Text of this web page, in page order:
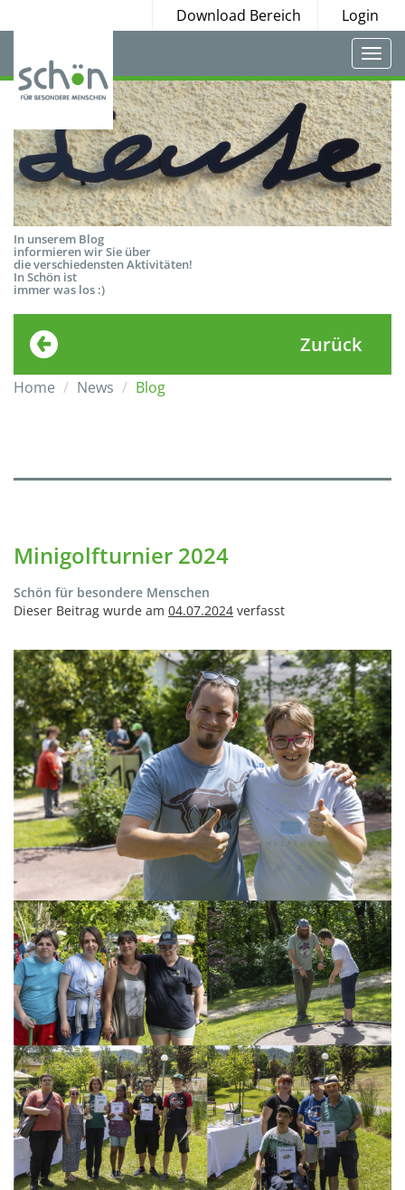
Download Bereich Login
In unserem Blog
informieren wir Sie über
die verschiedensten Aktivitäten!
In Schön ist
immer was los :)
Zurück
Home News Blog
Minigolfturnier 2024
Schön für besondere Menschen
Dieser Beitrag wurde am 04.07.2024 verfasst